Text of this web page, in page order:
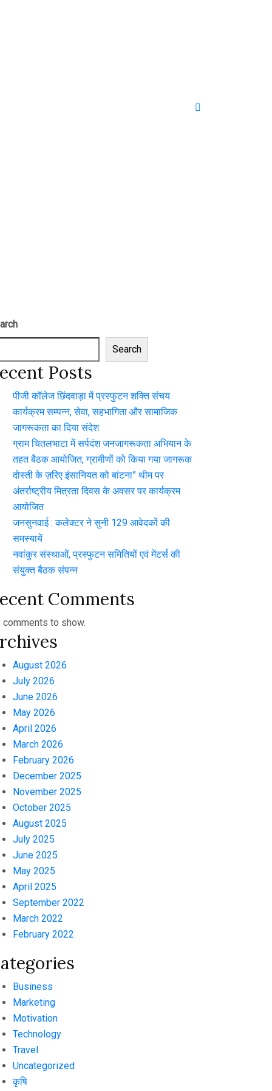
Search
Posts
पीजी कॉलेज छिंदवाड़ा में प्रस्फुटन शक्ति संचय
कार्यक्रम सम्पन्न, सेवा, सहभागिता और सामाजिक
जागरूकता का दिया संदेश
ग्राम चितलभाटा में सर्पदंश जनजागरूकता अभियान के
तहत बैठक आयोजित, ग्रामीणों को किया गया जागरूक
दोस्ती के ज़रिए इंसानियत को बांटना” थीम पर
अंतर्राष्ट्रीय मित्रता दिवस के अवसर पर कार्यक्रम
आयोजित
जनसुनवाई : कलेक्टर ने सुनी 129 आवेदकों की
समस्यायें
नवांकुर संस्थाओं, प्रस्फुटन समितियों एवं मेंटर्स की
संयुक्त बैठक संपन्न
Comments
comments to show.
August 2026
July 2026
June 2026
May 2026
April 2026
March 2026
February 2026
December 2025
November 2025
October 2025
August 2025
July 2025
June 2025
May 2025
April 2025
September 2022
March 2022
February 2022
Business
Marketing
Motivation
Technology
Travel
Uncategorized
कृषि